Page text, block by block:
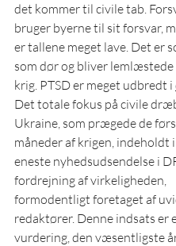
det kommer til civile tab.
bruger byerne til sit forsvar,
er tallene meget lave. Det er
som dør og bliver lemlæstede
krig. PTSD er meget udbredt i
Det totale fokus på civile
Ukraine, som prægede de
måneder af krigen, indeholdt
eneste nyhedsudsendelse i
fordrejning af virkeligheden,
formodentligt foretaget af
redaktører. Denne indsats er
vurdering, den væsentligste